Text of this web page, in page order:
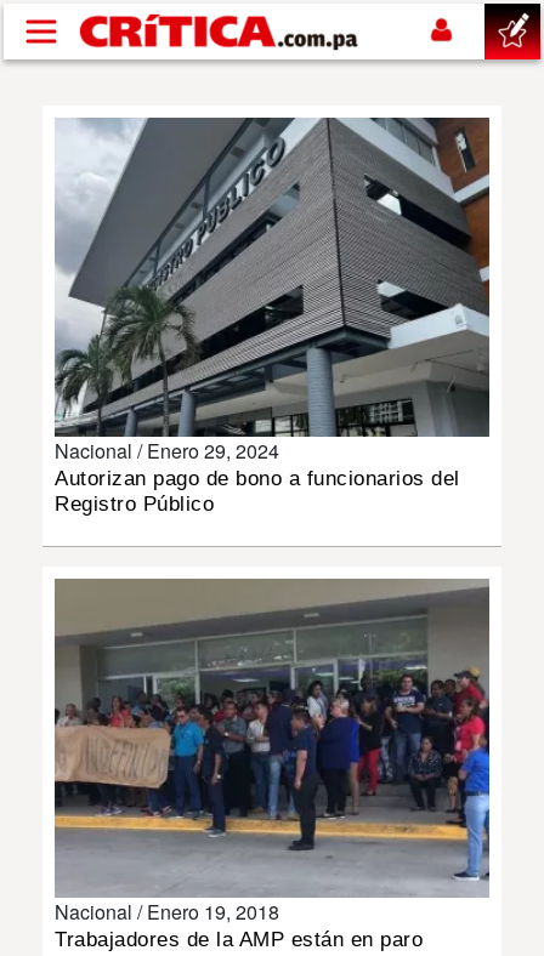
Pasar al contenido principal
SUCESOS
NACIONAL
POLÍTICA
SHOW
DEPORTES
MUNDO
IMPRESO
Nacional /Enero 29, 2024
Autorizan pago de bono a funcionarios del
Registro Público
Nacional /Enero 19, 2018
Trabajadores de la AMP están en paro